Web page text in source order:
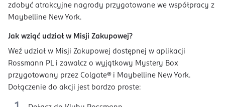
zdobyć atrakcyjne nagrody przygotowane we współpracy z
Maybelline New York.
Jak wziąć udział w Misji Zakupowej?
Weź udział w Misji Zakupowej dostępnej w aplikacji
Rossmann PL i zawalcz o wyjątkowy Mystery Box
przygotowany przez Colgate® i Maybelline New York.
Dołączenie do akcji jest bardzo proste: